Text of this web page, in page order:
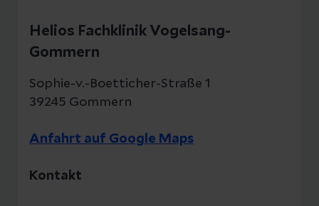
Helios Fachklinik Vogelsang-
Gommern
Sophie-v.-Boetticher-Straße 1
39245 Gommern
Anfahrt auf Google Maps
Kontakt